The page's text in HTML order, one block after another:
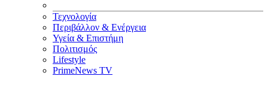
Τεχνολογία
Περιβάλλον & Ενέργεια
Υγεία & Επιστήμη
Πολιτισμός
Lifestyle
PrimeNews TV